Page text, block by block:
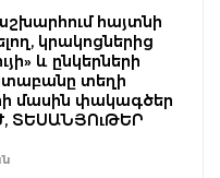
հայտնի
կրակոցներից
և ընկերների
տեղի
մասին փակագծեր
ՏԵՍԱՆՅՈւԹԵՐ